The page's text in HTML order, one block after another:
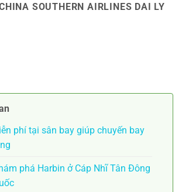
SOUTHERN AIRLINES DAI LY
phí tại sân bay giúp chuyến bay
phá Harbin ở Cáp Nhĩ Tân Đông